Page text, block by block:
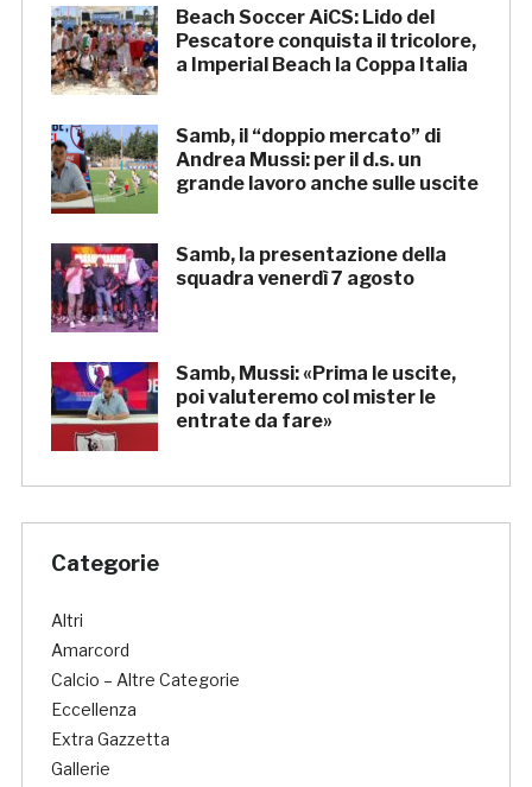
Beach Soccer AiCS: Lido del
Pescatore conquista il tricolore,
a Imperial Beach la Coppa Italia
Samb, il “doppio mercato” di
Andrea Mussi: per il d.s. un
grande lavoro anche sulle uscite
Samb, la presentazione della
squadra venerdì 7 agosto
Samb, Mussi: «Prima le uscite,
poi valuteremo col mister le
entrate da fare»
Categorie
Altri
Amarcord
Calcio – Altre Categorie
Eccellenza
Extra Gazzetta
Gallerie